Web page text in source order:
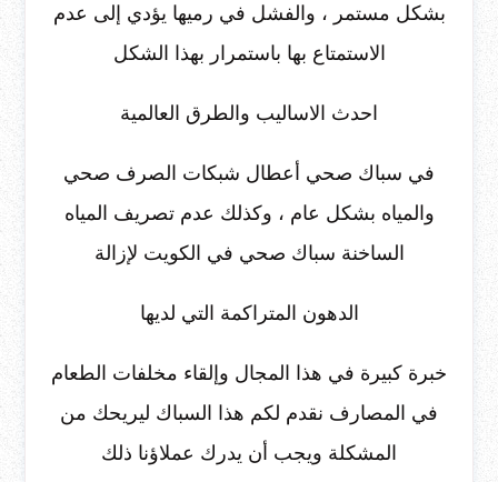
بشكل مستمر ، والفشل في رميها يؤدي إلى عدم
الاستمتاع بها باستمرار بهذا الشكل
احدث الاساليب والطرق العالمية
في سباك صحي أعطال شبكات الصرف صحي
والمياه بشكل عام ، وكذلك عدم تصريف المياه
الساخنة سباك صحي في الكويت لإزالة
الدهون المتراكمة التي لديها
خبرة كبيرة في هذا المجال وإلقاء مخلفات الطعام
في المصارف نقدم لكم هذا السباك ليريحك من
المشكلة ويجب أن يدرك عملاؤنا ذلك